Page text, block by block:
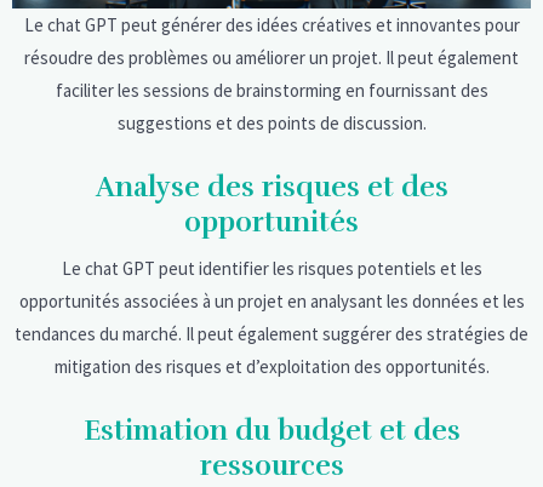
Le chat GPT peut générer des idées créatives et innovantes pour
résoudre des problèmes ou améliorer un projet. Il peut également
faciliter les sessions de brainstorming en fournissant des
suggestions et des points de discussion.
Analyse des risques et des
opportunités
Le chat GPT peut identifier les risques potentiels et les
opportunités associées à un projet en analysant les données et les
tendances du marché. Il peut également suggérer des stratégies de
mitigation des risques et d’exploitation des opportunités.
Estimation du budget et des
ressources